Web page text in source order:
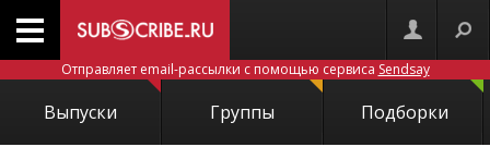
Отправляет email-рассылки с помощью сервиса Sendsay
Выпуски Группы Подборки